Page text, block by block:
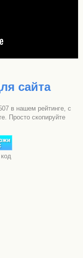
сайта
в нашем рейтинге, с
Просто скопируйте